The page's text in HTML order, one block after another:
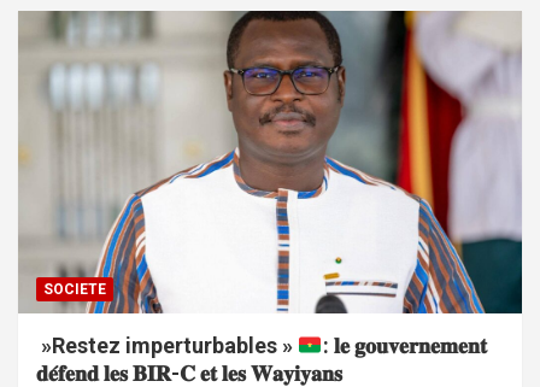
SOCIETE
»Restez imperturbables »
: 𝐥𝐞 𝐠𝐨𝐮𝐯𝐞𝐫𝐧𝐞𝐦𝐞𝐧𝐭
𝐝𝐞́𝐟𝐞𝐧𝐝 𝐥𝐞𝐬 𝐁𝐈𝐑-𝐂 𝐞𝐭 𝐥𝐞𝐬 𝐖𝐚𝐲𝐢𝐲𝐚𝐧𝐬